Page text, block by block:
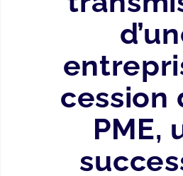
cession
PME,